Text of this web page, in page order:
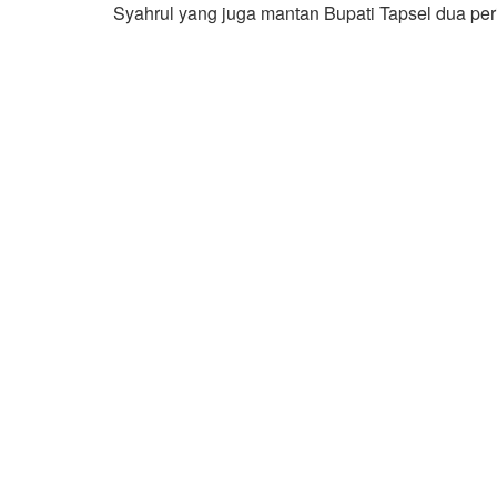
Syahrul yang juga mantan Bupati Tapsel dua